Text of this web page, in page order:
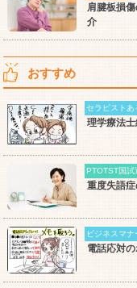
肩腱板損
介
おすすめ
セラピストあ
理学療法
PTOTST国試
重度失語
ビジネスマナ
電話応対